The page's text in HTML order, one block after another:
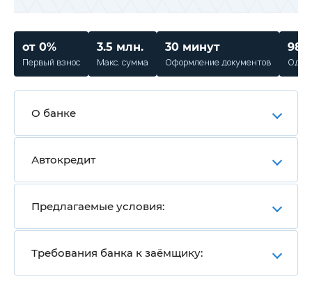
от 0%
Первый взнос
3.5 млн.
Макс. сумма
30 минут
Оформление документов
98%
О банке
Автокредит
Предлагаемые условия:
Требования банка к заёмщику: